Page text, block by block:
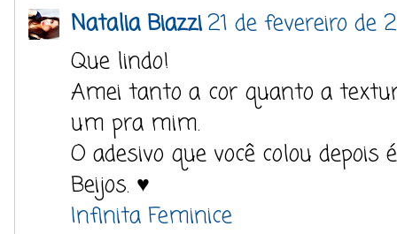
Natalia Biazzi21 de fevereiro de
Que lindo!
Amei tanto a cor quanto a
um pra mim.
O adesivo que você colou depois
Beijos. ♥
Infinita Feminice